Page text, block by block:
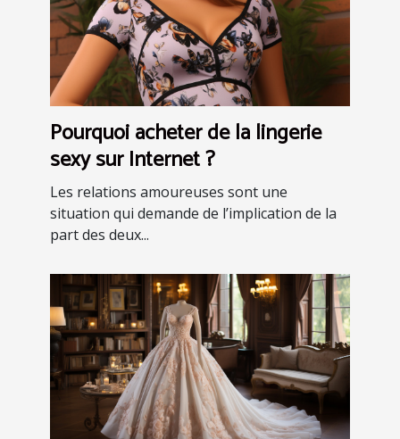
Pourquoi acheter de la lingerie
sexy sur Internet ?
Les relations amoureuses sont une
situation qui demande de l’implication de la
part des deux...